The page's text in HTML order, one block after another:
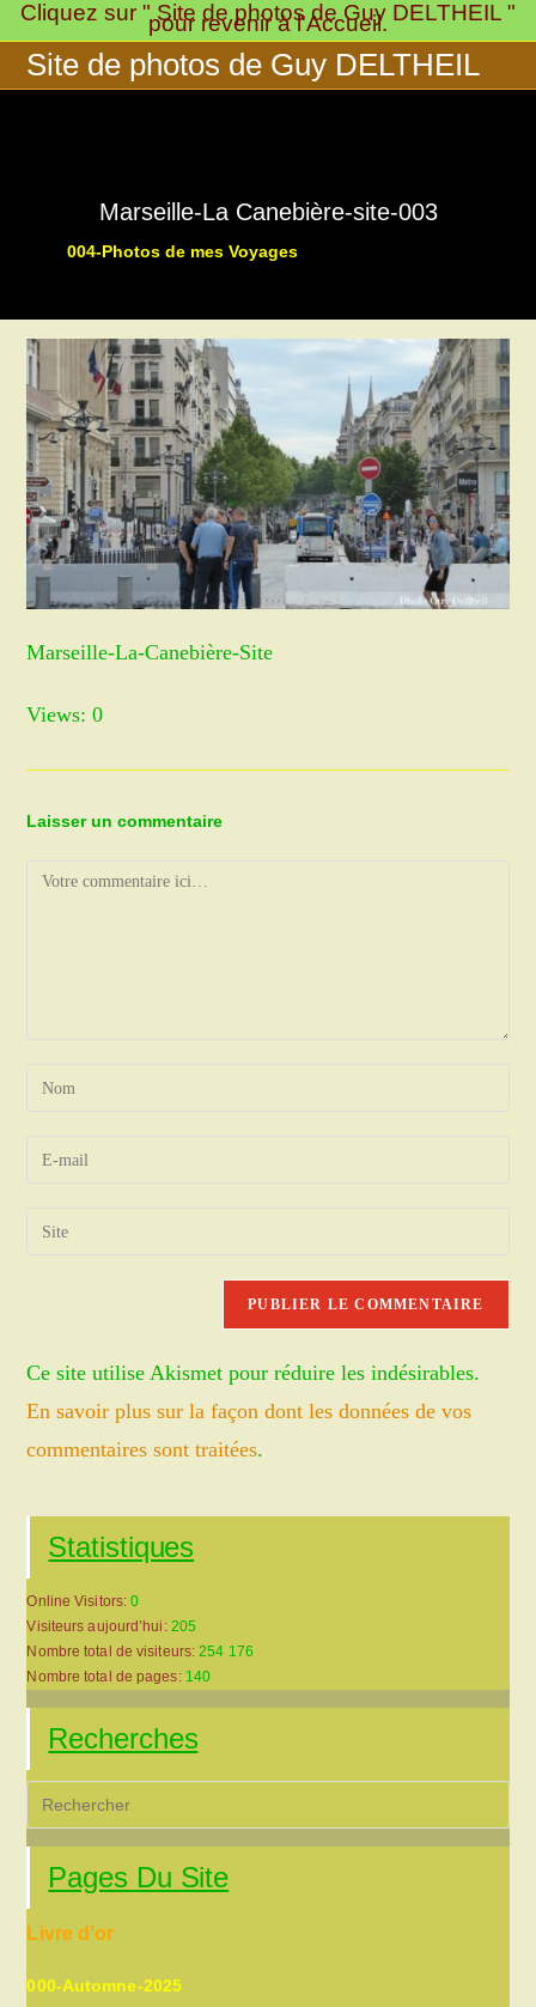
Skip
to
content
Cliquez sur " Site de photos de Guy DELTHEIL "
pour revenir à l'Accueil.
Site de photos de Guy DELTHEIL
Marseille-La Canebière-site-003
004-Photos de mes Voyages
Marseille-La-Canebière-Site
Views: 0
Laisser un commentaire
Comment
Enter
Enter
address
Saisir
(facultatif)
Ce site utilise Akismet pour réduire les indésirables.
En savoir plus sur la façon dont les données de vos
commentaires sont traitées.
Statistiques
Online Visitors:0
Visiteurs aujourd’hui: 205
Nombre total de visiteurs:254 176
Nombre total de pages: 140
Recherches
Pages Du Site
Livre d’or
000-Automne-2025